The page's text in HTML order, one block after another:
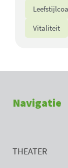
Vitaliteit
Navigatie
THEATER